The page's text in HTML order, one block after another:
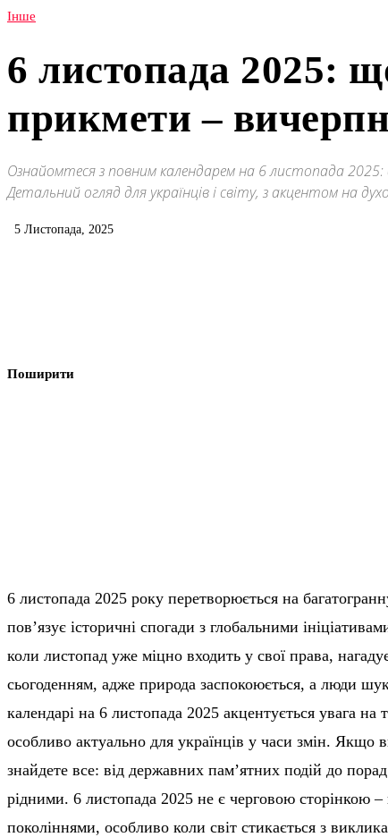
Інше
6 листопада 2025:
прикмети –
Ознайомтеся з повним календарем на 6 листопада 2025:
Детальний огляд для українців і світу, з акцентом на
5 Листопада, 2025
Поширити
6 листопада 2025 року перетворюється на
пов’язує історичні спогади з глобальними
коли листопад уже міцно входить у свої права,
сьогоденням, адже природа заспокоюється, а люди
календарі на 6 листопада 2025 акцентується увага
особливо актуально для українців у часи змін. Якщо
знайдете все: від державних пам’ятних подій до
рідними. 6 листопада 2025 не є черговою сторінкою –
поколіннями, особливо коли світ стикається з